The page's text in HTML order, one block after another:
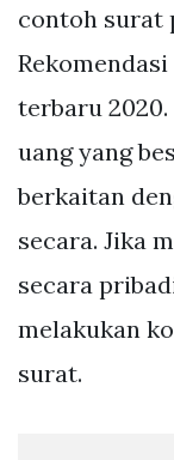
contoh surat
terbaru
uang yang
berkaitan
secara. Jika
secara
melakukan
surat.